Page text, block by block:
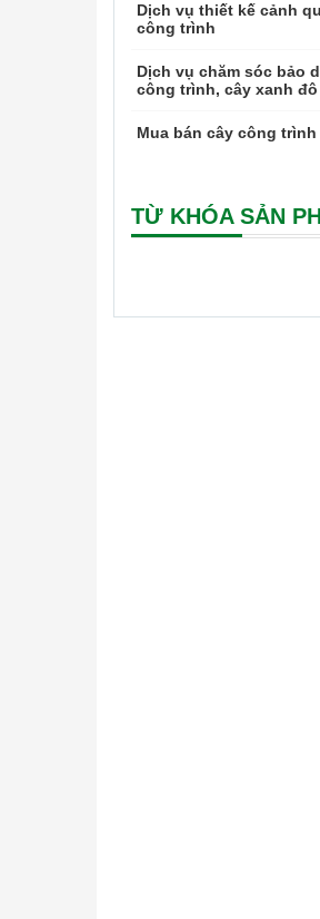
Dịch vụ thiết kế cảnh
công trình
Dịch vụ chăm sóc bảo
công trình, cây xanh
Mua bán cây công trình
TỪ KHÓA SẢN